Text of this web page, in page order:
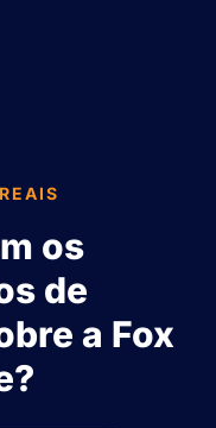
os
de
a Fox